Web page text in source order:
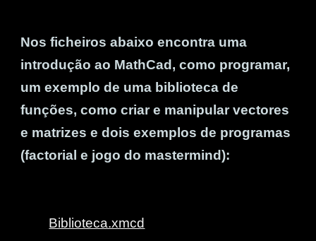
Nos ficheirosabaixo encontra uma
introdução ao MathCad, como programar,
um exemplo de uma biblioteca de
funções, como criar e manipular vectores
e matrizes e dois exemplos de programas
(factorial e jogo do mastermind):
Biblioteca.xmcd